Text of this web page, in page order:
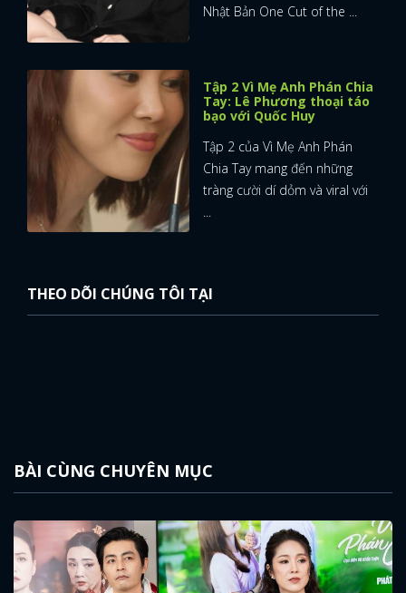
Nhật Bản One Cut of the ...
Tập 2 Vì Mẹ Anh Phán Chia
Tay: Lê Phương thoại táo
bạo với Quốc Huy
Tập 2 của Vì Mẹ Anh Phán
Chia Tay mang đến những
tràng cười dí dỏm và viral với
...
THEO DÕI CHÚNG TÔI TẠI
BÀI CÙNG CHUYÊN MỤC